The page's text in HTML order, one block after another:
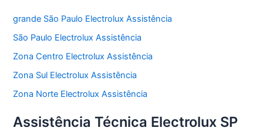
grande São Paulo Electrolux Assistência
São Paulo Electrolux Assistência
Zona Centro Electrolux Assistência
Zona Sul Electrolux Assistência
Zona Norte Electrolux Assistência
Assistência Técnica Electrolux SP